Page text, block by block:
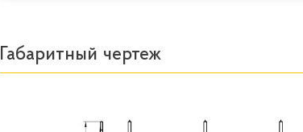
Габаритный чертеж